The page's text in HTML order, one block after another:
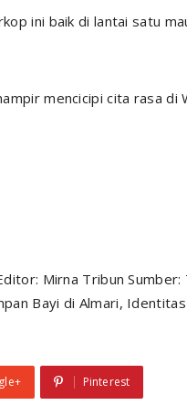
ini baik di lantai satu
mencicipi cita rasa di
Mirna Tribun
Bayi di Almari,
Pinterest